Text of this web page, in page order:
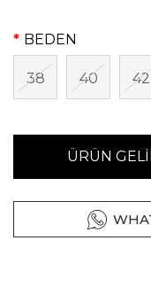
BEDEN
38 40 42
ÜRÜN